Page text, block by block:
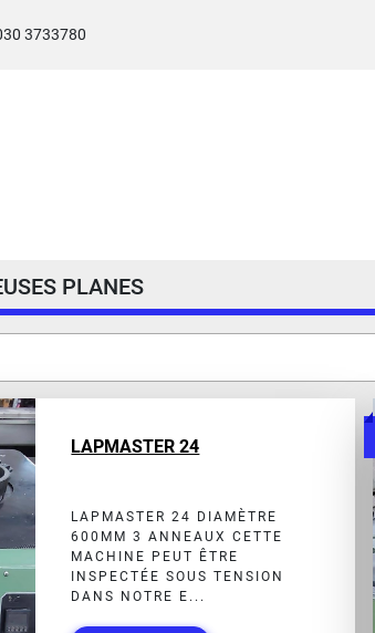
3733780
PLANES
LAPMASTER 24
LAPMASTER 24 DIAMÈTRE
600MM 3 ANNEAUX CETTE
MACHINE PEUT ÊTRE
INSPECTÉE SOUS TENSION
DANS NOTRE E...